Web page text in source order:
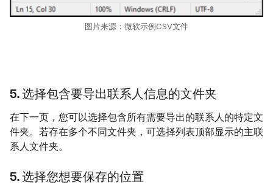
图片来源：微软示例CSV文件
5. 选择包含要导出联系人信息的文件夹
在下一页，您可以选择包含所有需要导出的联系人的特定文
件夹。若存在多个不同文件夹，可选择列表顶部显示的主联
系人文件夹。
5. 选择您想要保存的位置